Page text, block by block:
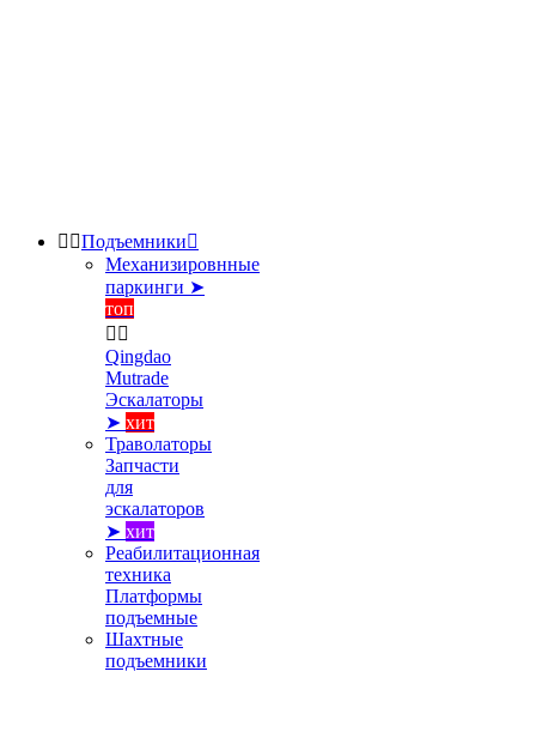
 Подъемники
Механизировнные
паркинги ➤
топ
 
Qingdao
Mutrade
Эскалаторы
➤ хит
Траволаторы
Запчасти
для
эскалаторов
➤ хит
Реабилитационная
техника
Платформы
подъемные
Шахтные
подъемники